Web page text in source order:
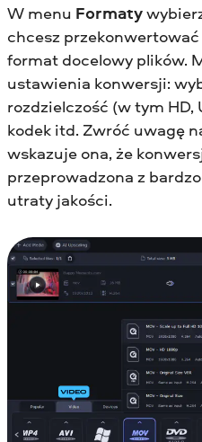
W menu Formaty
chcesz
format docelowy plików.
ustawienia konwersji:
rozdzielczość (w tym HD,
kodek itd. Zwróć uwagę
wskazuje ona, że
przeprowadzona z
utraty jakości.